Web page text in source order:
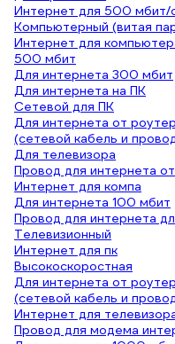
Интернет для 500 мбит/
Компьютерный (витая
Интернет для
500 мбит
Для интернета 300 мбит
Для интернета на ПК
Сетевой для ПК
Для интернета от
(сетевой кабель и
Для телевизора
Провод для интернета
Интернет для компа
Для интернета 100 мбит
Провод для интернета
Телевизионный
Интернет для пк
Высокоскоростная
Для интернета от
(сетевой кабель и
Интернет для
Провод для модема